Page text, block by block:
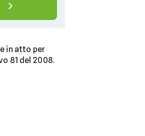
in atto per
81 del 2008.